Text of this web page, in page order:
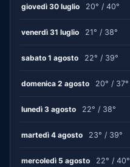
giovedì 30 luglio 20° / 40°
venerdì 31 luglio 21° / 38°
sabato 1 agosto 22° / 39°
domenica 2 agosto 20° / 37°
lunedì 3 agosto 22° / 38°
martedì 4 agosto 23° / 39°
mercoledì 5 agosto 22° / 40°